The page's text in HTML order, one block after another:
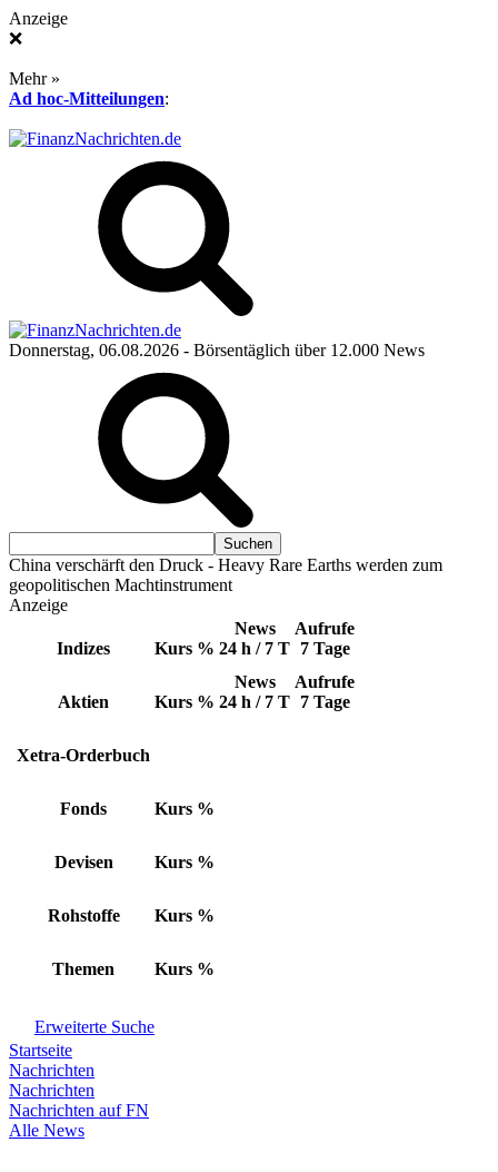
Anzeige
❌
Mehr »
Ad hoc-Mitteilungen:
Donnerstag, 06.08.2026 - Börsentäglich über 12.000 News
China verschärft den Druck - Heavy Rare Earths werden zum
geopolitischen Machtinstrument
Anzeige
Indizes Kurs %
News
24 h / 7 T
Aufrufe
7 Tage
Aktien Kurs %
News
24 h / 7 T
Aufrufe
7 Tage
Xetra-Orderbuch
Fonds Kurs %
Devisen Kurs %
Rohstoffe Kurs %
Themen Kurs %
Erweiterte Suche
Startseite
Nachrichten
Nachrichten
Nachrichten auf FN
Alle News